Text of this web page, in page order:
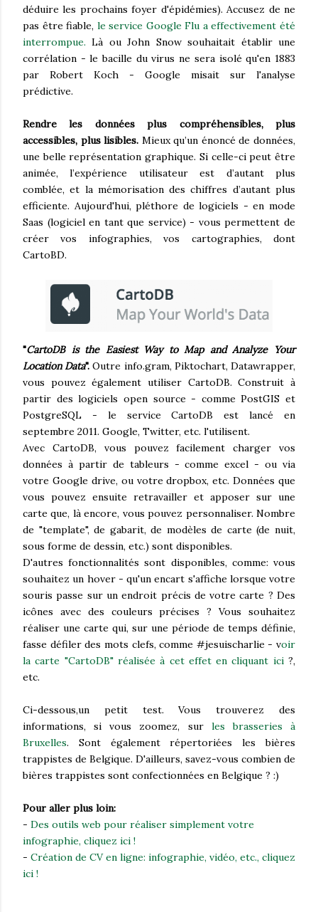
déduire les prochains foyer d'épidémies). Accusez de ne
pas être fiable, le service Google Flu a effectivement été
interrompue. Là ou John Snow souhaitait établir une
corrélation - le bacille du virus ne sera isolé qu'en 1883
par Robert Koch - Google misait sur l'analyse
prédictive.
Rendre les données plus compréhensibles, plus
accessibles, plus lisibles. Mieux qu’un énoncé de données,
une belle représentation graphique. Si celle-ci peut être
animée, l’expérience utilisateur est d’autant plus
comblée, et la mémorisation des chiffres d’autant plus
efficiente. Aujourd'hui, pléthore de logiciels - en mode
Saas (logiciel en tant que service) - vous permettent de
créer vos infographies, vos cartographies, dont
CartoBD.
"CartoDB is the Easiest Way to Map and Analyze Your
Location Data". Outre info.gram, Piktochart, Datawrapper,
vous pouvez également utiliser CartoDB. Construit à
partir des logiciels open source - comme PostGIS et
PostgreSQL - le service CartoDB est lancé en
septembre 2011. Google, Twitter, etc. l'utilisent.
Avec CartoDB, vous pouvez facilement charger vos
données à partir de tableurs - comme excel - ou via
votre Google drive, ou votre dropbox, etc. Données que
vous pouvez ensuite retravailler et apposer sur une
carte que, là encore, vous pouvez personnaliser. Nombre
de "template", de gabarit, de modèles de carte (de nuit,
sous forme de dessin, etc.) sont disponibles.
D'autres fonctionnalités sont disponibles, comme: vous
souhaitez un hover - qu'un encart s'affiche lorsque votre
souris passe sur un endroit précis de votre carte ? Des
icônes avec des couleurs précises ? Vous souhaitez
réaliser une carte qui, sur une période de temps définie,
fasse défiler des mots clefs, comme #jesuischarlie - voir
la carte "CartoDB" réalisée à cet effet en cliquant ici ?,
etc.
Ci-dessous,un petit test. Vous trouverez des
informations, si vous zoomez, sur les brasseries à
Bruxelles. Sont également répertoriées les bières
trappistes de Belgique. D'ailleurs, savez-vous combien de
bières trappistes sont confectionnées en Belgique ? :)
Pour aller plus loin:
- Des outils web pour réaliser simplement votre
infographie, cliquez ici !
- Création de CV en ligne: infographie, vidéo, etc., cliquez
ici !